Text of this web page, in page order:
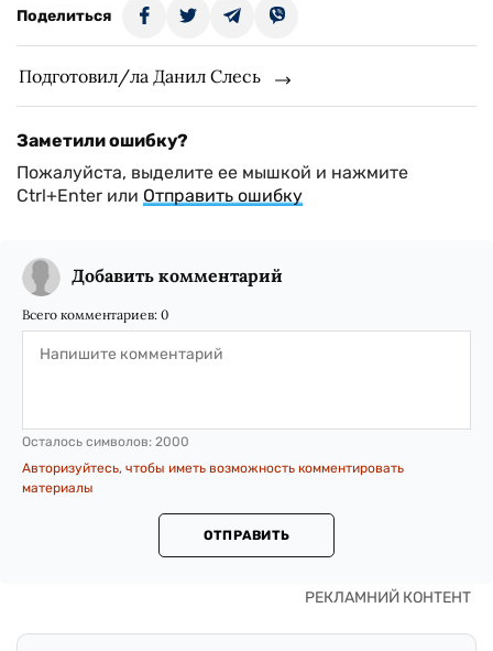
Поделиться
Подготовил/ла Данил Слесь
Заметили ошибку?
Пожалуйста, выделите ее мышкой и нажмите
Ctrl+Enter или Отправить ошибку
Добавить комментарий
Всего комментариев: 0
Осталось символов: 2000
Авторизуйтесь, чтобы иметь возможность комментировать
материалы
ОТПРАВИТЬ